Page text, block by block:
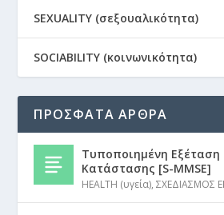
SEXUALITY (σεξουαλικότητα)
SOCIABILITY (κοινωνικότητα)
ΠΡΟΣΦΑΤΑ ΑΡΘΡΑ
Τυποποιημένη Εξέταση
Κατάστασης [S-MMSE]
HEALTH (υγεία),ΣΧΕΔΙΑΣΜΟΣ